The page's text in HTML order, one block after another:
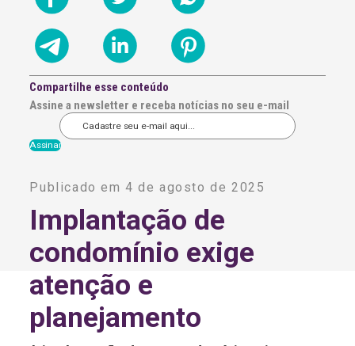
Compartilhe esse conteúdo
Assine a newsletter e receba notícias no seu e-mail
t
n
t
v
:
Publicado em 4 de agosto de 2025
Implantação de
condomínio exige
atenção e
planejamento